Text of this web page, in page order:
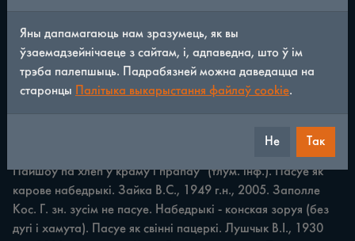
◀ / 290 ▶
ПАРАЎНАННІ Пасварыцца што запалку запаліць. Лушчык
В.І., 1930 г.н., 1985. Алынаніца Квас. Г. зн. хутка, у адзін
момант, без дай прычыны. "Яму пасварыцца што запалак
(м. р.) запаліць" (прыклад інф.). Паслалі як па смерць.
Шаўкун М.У., 1936 г.н., 2003. Кушняры Падст. "Яго ано па
Пайшоў па хлеп у краму i прапаў" (тлум. інф.). Пасуе як
карове набедрыкі. Зайка В.С., 1949 г.н., 2005. Заполле
Кос. Г. зн. зусім не пасуе. Набедрыкі - конская зоруя (без
дугі i хамута). Пасуе як свінні пацеркі. Лушчык В.І., 1930
Яны дапамагаюць нам зразумець, як вы
ўзаемадзейнічаеце з сайтам, і, адпаведна, што ў ім
трэба палепшыць. Падрабязней можна даведацца на
старонцы
Палітыка выкарыстання файлаў cookie.
Не Так